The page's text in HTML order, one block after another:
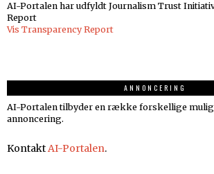
AI-Portalen har udfyldt Journalism Trust
Report
Vis Transparency Report
ANNONCERING
AI-Portalen tilbyder en række forskellige
annoncering.
KontaktAI-Portalen.